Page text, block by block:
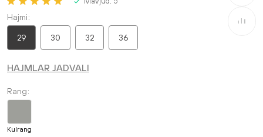
Hajmi
29 30 32 36
HAJMLAR JADVALI
Rang
Kulrang